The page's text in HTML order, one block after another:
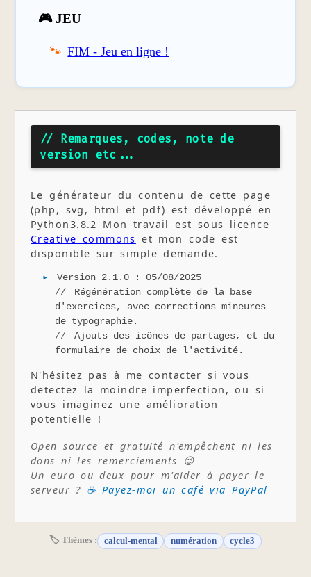
🎮 JEU
FIM - Jeu en ligne !
// Remarques, codes, note de
version etc...
Le générateur du contenu de cette page
(php, svg, html et pdf) est développé en
Python3.8.2 Mon travail est sous licence
Creative commons et mon code est
disponible sur simple demande.
Version 2.1.0 : 05/08/2025
Régénération complète de la base
d'exercices, avec corrections mineures
de typographie.
Ajouts des icônes de partages, et du
formulaire de choix de l'activité.
N'hésitez pas à me contacter si vous
detectez la moindre imperfection, ou si
vous imaginez une amélioration
potentielle !
Open source et gratuité n'empêchent ni les
dons ni les remerciements 😉
Un euro ou deux pour m'aider à payer le
serveur ? ☕ Payez-moi un café via PayPal
🏷 Thèmes : calcul-mental numération cycle3